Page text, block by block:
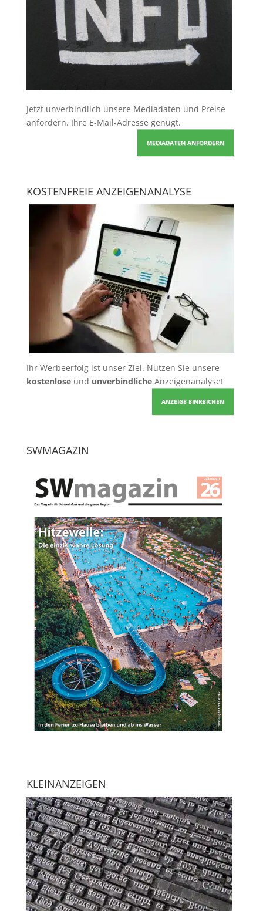
Jetzt unverbindlich unsere Mediadaten und Preise
anfordern. Ihre E-Mail-Adresse genügt.
MEDIADATEN ANFORDERN
KOSTENFREIE ANZEIGENANALYSE
Ihr Werbeerfolg ist unser Ziel. Nutzen Sie unsere
kostenloseund unverbindlicheAnzeigenanalyse!
ANZEIGE EINREICHEN
SWMAGAZIN
KLEINANZEIGEN